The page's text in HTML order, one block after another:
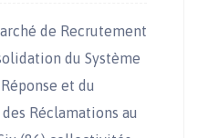
de Recrutement
du Système
et du
Réclamations au